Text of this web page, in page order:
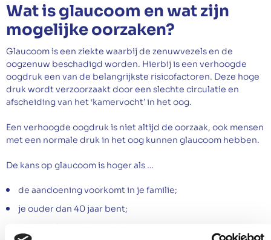
Wat is glaucoom en wat zijn
mogelijke oorzaken?
Glaucoom is een ziekte waarbij de zenuwvezels en de
oogzenuw beschadigd worden. Hierbij is een verhoogde
oogdruk een van de belangrijkste risicofactoren. Deze hoge
druk wordt verzoorzaakt door een slechte circulatie en
afscheiding van het ‘kamervocht’ in het oog.
Een verhoogde oogdruk is niet altijd de oorzaak, ook mensen
met een normale druk in het oog kunnen glaucoom hebben.
De kans op glaucoom is hoger als …
de aandoening voorkomt in je familie;
je ouder dan 40 jaar bent;